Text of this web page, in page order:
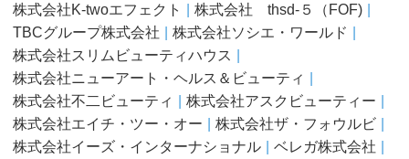
株式会社K-twoエフェクト
株式会社 thsd-５（FOF)
TBCグループ株式会社
株式会社ソシエ・ワールド
株式会社スリムビューティハウス
株式会社ニューアート・ヘルス＆ビューティ
株式会社不二ビューティ
株式会社アスクビューティー
株式会社エイチ・ツー・オー
株式会社ザ・フォウルビ
株式会社イーズ・インターナショナル
ベレガ株式会社